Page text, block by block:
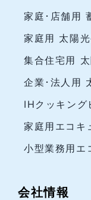
家庭･店舗用
家庭用 太陽
集合住宅用
企業･法人用
IHクッキング
家庭用エコキ
小型業務用エ
会社情報